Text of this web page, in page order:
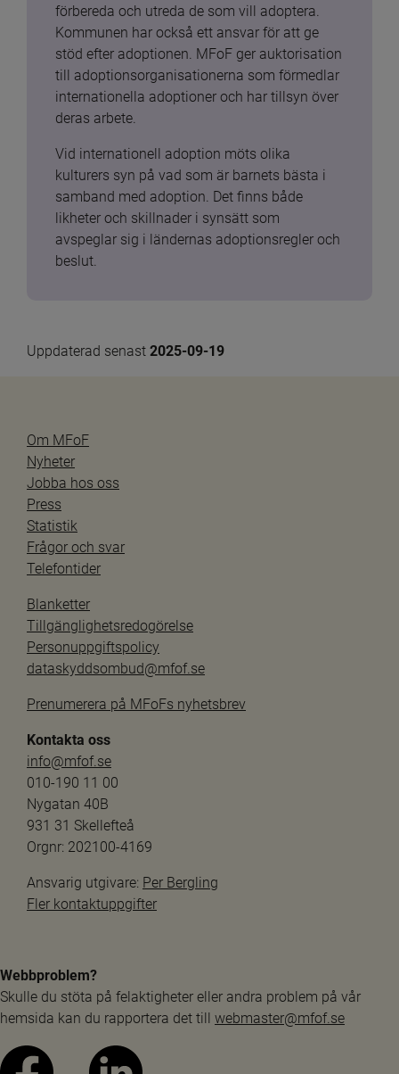
förbereda och utreda de som vill adoptera.
Kommunen har också ett ansvar för att ge
stöd efter adoptionen. MFoF ger auktorisation
till adoptionsorganisationerna som förmedlar
internationella adoptioner och har tillsyn över
deras arbete.
Vid internationell adoption möts olika
kulturers syn på vad som är barnets bästa i
samband med adoption. Det finns både
likheter och skillnader i synsätt som
avspeglar sig i ländernas adoptionsregler och
beslut.
Uppdaterad senast 2025-09-19
Om MFoF
Nyheter
Jobba hos oss
Press
Statistik
Frågor och svar
Telefontider
Blanketter
Tillgänglighetsredogörelse
Personuppgiftspolicy
dataskyddsombud@mfof.se
Prenumerera på MFoFs nyhetsbrev
Kontakta oss
info@mfof.se
010-190 11 00
Nygatan 40B
931 31 Skellefteå
Orgnr: 202100-4169
Ansvarig utgivare: Per Bergling
Fler kontaktuppgifter
Webbproblem?
Skulle du stöta på felaktigheter eller andra problem på vår
hemsida kan du rapportera det till webmaster@mfof.se